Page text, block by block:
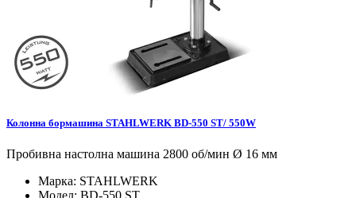
Колонна бормашина STAHLWERK BD-550 ST/ 550W
Пробивна настолна машина 2800 об/мин Ø 16 мм
Марка: STAHLWERK
Модел: BD-550 ST